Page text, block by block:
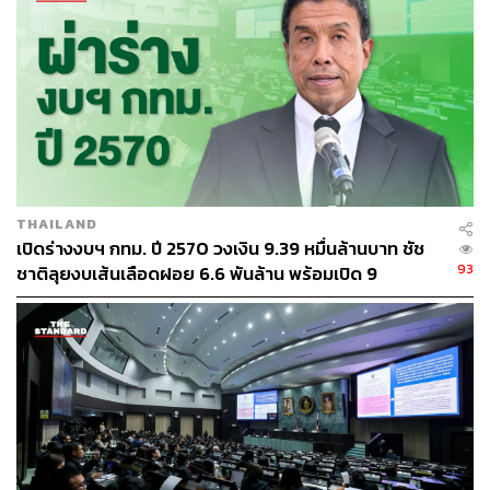
(Super-elevation) ได้อย่างถูกต้อง ช่วยให้รถยึดเกาะ
ถนนได้ดีขึ้น และลดปัญหาน้ำขังที่เสี่ยงต่อการเกิด
อุบัติเหตุ
เพิ่มประสิทธิภาพการก่อสร้าง: ระบบสามารถควบคุม
การใช้วัสดุและยางแอสฟัลต์ได้อย่างแม่นยำ ลดความ
สูญเปล่า พร้อมทั้งทำให้รอยต่อของถนนเรียบเนียนไร้
รอยสะดุด
เพิ่มความทนทานของผิวทาง: การปูถนนในระดับที่
สมดุล จะช่วยกระจายน้ำหนักของยานพาหนะได้อย่าง
สม่ำเสมอ ลดความเสี่ยงการเกิดรอยแตกร้าวหรือหลุม
บ่อ ส่งผลให้อายุการใช้งานของถนนยาวนานยิ่งขึ้น
วิศณุ ยืนยันว่า กรุงเทพมหานครจะยังคงเดินหน้านำ
เทคโนโลยีและนวัตกรรมที่ทันสมัย มาบูรณาการพัฒนา
ระบบโครงสร้างพื้นฐานของเมือง เพื่อยกระดับคุณภาพถนน
สร้างมาตรฐานใหม่ด้านงานวิศวกรรมจราจร และส่งมอบ
ความปลอดภัยสูงสุดให้แก่พี่น้องประชาชนผู้ใช้รถใช้ถนนทุก
คน
THAILAND
เปิดร่างงบฯ กทม. ปี 2570 วงเงิน 9.39 หมื่นล้านบาท ชัช
ชาติลุยงบเส้นเลือดฝอย 6.6 พันล้าน พร้อมเปิด 9
ยุทธศาสตร์พัฒนาเมือง
93